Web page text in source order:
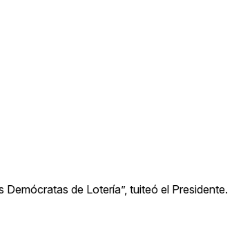
de Lotería”, tuiteó el Presidente.